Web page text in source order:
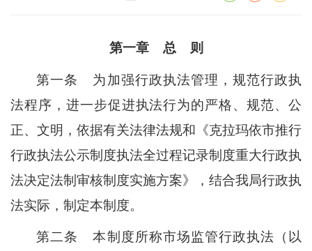
第一章 总 则
第一条
为加强行政执法管理，规范行政执
法程序，进一步促进执法行为的严格、规范、公
正、文明，依据有关法律法规和《克拉玛依市推行
行政执法公示制度执法全过程记录制度重大行政执
法决定法制审核制度实施方案》，结合我局行政执
法实际，制定本制度。
第二条
本制度所称市场监管行政执法（以